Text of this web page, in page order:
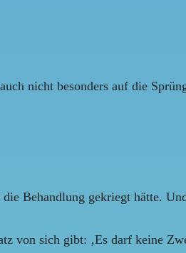
nicht besonders auf die
Behandlung gekriegt hätte. Und
von sich gibt: ‚Es darf keine